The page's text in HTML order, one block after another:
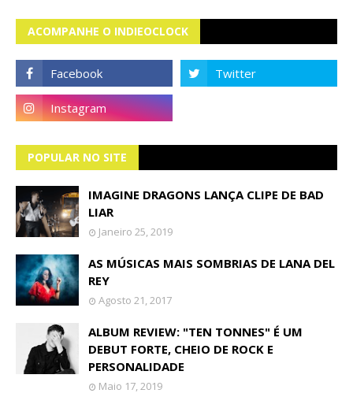
ACOMPANHE O INDIEOCLOCK
POPULAR NO SITE
IMAGINE DRAGONS LANÇA CLIPE DE BAD
LIAR
Janeiro 25, 2019
AS MÚSICAS MAIS SOMBRIAS DE LANA DEL
REY
Agosto 21, 2017
ALBUM REVIEW: "TEN TONNES" É UM
DEBUT FORTE, CHEIO DE ROCK E
PERSONALIDADE
Maio 17, 2019